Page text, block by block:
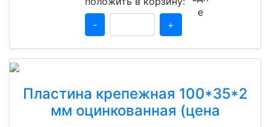
-
+
Пластина крепежная 100*35*2
мм оцинкованная (цена